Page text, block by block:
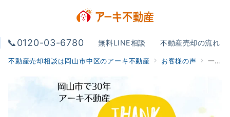
📞0120-03-6780 無料LINE相談 不動産売却の流れ
不動産売却相談は岡山市中区のアーキ不動産 お客様の声 一生懸命アドバイスをいただき大変助かりました。